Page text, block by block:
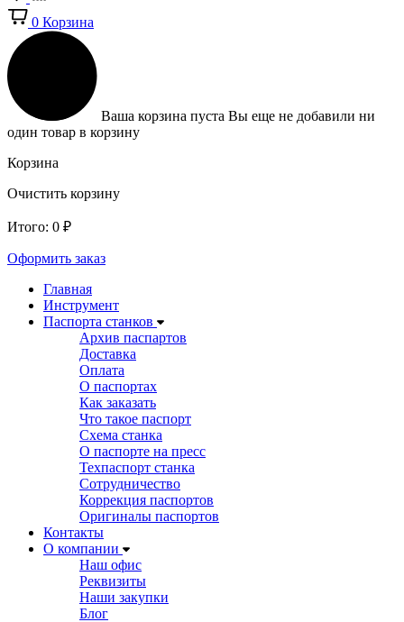
0 Корзина
Ваша корзина пуста Вы еще не добавили ни
один товар в корзину
Корзина
Очистить корзину
Итого: 0 ₽
Оформить заказ
Главная
Инструмент
Паспорта станков
Архив паспартов
Доставка
Оплата
О паспортах
Как заказать
Что такое паспорт
Схема станка
О паспорте на пресс
Техпаспорт станка
Сотрудничество
Коррекция паспортов
Оригиналы паспортов
Контакты
О компании
Наш офис
Реквизиты
Наши закупки
Блог